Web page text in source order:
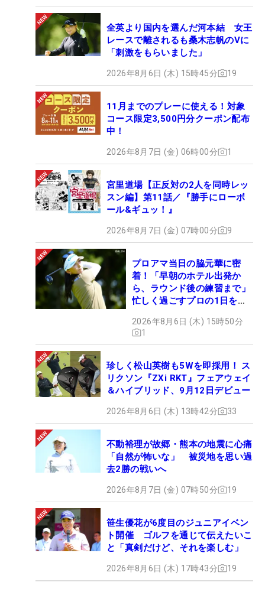
全英より国内を選んだ河本結 女王
レースで離されるも桑木志帆のVに
「刺激をもらいました」
2026年8月6日 (木) 15時45分 19
11月までのプレーに使える！対象
コース限定3,500円分クーポン配布
中！
2026年8月7日 (金) 06時00分 1
宮里道場【正反対の2人を同時レッ
スン編】第11話／『勝手にローボ
ール&ギュッ！』
2026年8月7日 (金) 07時00分 9
プロアマ当日の脇元華に密
着！「早朝のホテル出発か
ら、ラウンド後の練習まで」
忙しく過ごすプロの1日を公
2026年8月6日 (木) 15時50分
1
珍しく松山英樹も5Wを即採用！ ス
リクソン『ZXi RKT』フェアウェイ
＆ハイブリッド、9月12日デビュー
2026年8月6日 (木) 13時42分 33
不動裕理が故郷・熊本の地震に心痛
「自然が怖いな」 被災地を思い過
去2勝の戦いへ
2026年8月7日 (金) 07時50分 19
笹生優花が6度目のジュニアイベン
ト開催 ゴルフを通じて伝えたいこ
と「真剣だけど、それを楽しむ」
2026年8月6日 (木) 17時43分 19